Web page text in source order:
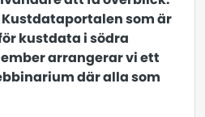
som är
kustdata i södra
arrangerar vi ett
där alla som